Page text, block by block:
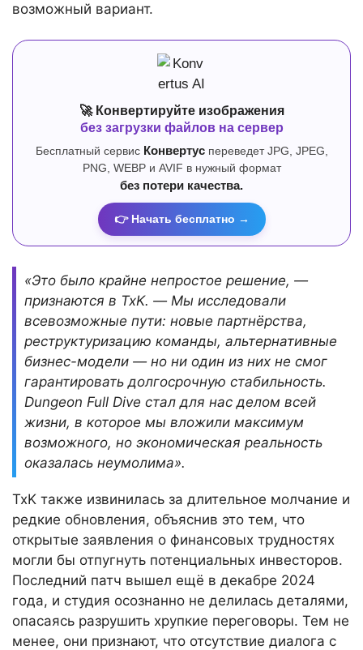
возможный вариант.
🚀 Конвертируйте изображения
без загрузки файлов на сервер
Бесплатный сервис Конвертуспереведет JPG, JPEG,
PNG, WEBP и AVIF в нужный формат
без потери качества.
👉 Начать бесплатно →
«Это было крайне непростое решение, —
признаются в TxK. — Мы исследовали
всевозможные пути: новые партнёрства,
реструктуризацию команды, альтернативные
бизнес-модели — но ни один из них не смог
гарантировать долгосрочную стабильность.
Dungeon Full Dive стал для нас делом всей
жизни, в которое мы вложили максимум
возможного, но экономическая реальность
оказалась неумолима».
TxK также извинилась за длительное молчание и
редкие обновления, объяснив это тем, что
открытые заявления о финансовых трудностях
могли бы отпугнуть потенциальных инвесторов.
Последний патч вышел ещё в декабре 2024
года, и студия осознанно не делилась деталями,
опасаясь разрушить хрупкие переговоры. Тем не
менее, они признают, что отсутствие диалога с